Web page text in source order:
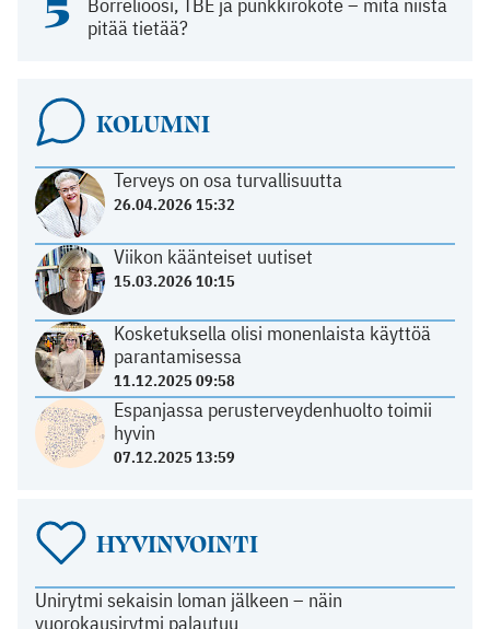
Borrelioosi, TBE ja punkkirokote – mitä niistä
pitää tietää?
KOLUMNI
Terveys on osa turvallisuutta
26.04.2026 15:32
Viikon käänteiset uutiset
15.03.2026 10:15
Kosketuksella olisi monenlaista käyttöä
parantamisessa
11.12.2025 09:58
Espanjassa perusterveydenhuolto toimii
hyvin
07.12.2025 13:59
HYVINVOINTI
Unirytmi sekaisin loman jälkeen – näin
vuorokausirytmi palautuu